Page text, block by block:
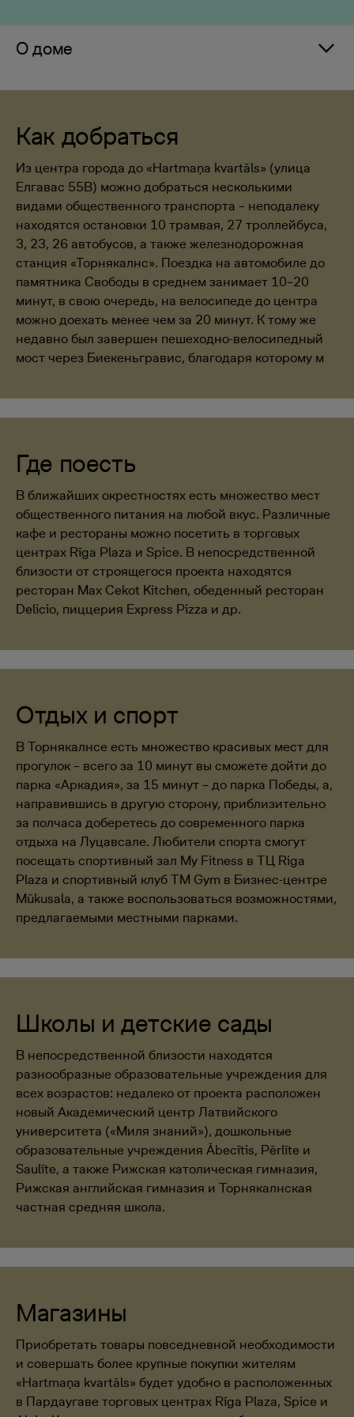
О доме
Как добраться
Из центра города до «Hartmaņa kvartāls» (улица
Елгавас 55B) можно добраться несколькими
видами общественного транспорта – неподалеку
находятся остановки 10 трамвая, 27 троллейбуса,
3, 23, 26 автобусов, а также железнодорожная
станция «Торнякалнс». Поездка на автомобиле до
памятника Свободы в среднем занимает 10–20
минут, в свою очередь, на велосипеде до центра
можно доехать менее чем за 20 минут. К тому же
недавно был завершен пешеходно-велосипедный
мост через Биекеньгравис, благодаря которому м
Где поесть
В ближайших окрестностях есть множество мест
общественного питания на любой вкус. Различные
кафе и рестораны можно посетить в торговых
центрах Rīga Plaza и Spice. В непосредственной
близости от строящегося проекта находятся
ресторан Max Cekot Kitchen, обеденный ресторан
Delicio, пиццерия Express Pizza и др.
Отдых и спорт
В Торнякалнсе есть множество красивых мест для
прогулок – всего за 10 минут вы сможете дойти до
парка «Аркадия», за 15 минут – до парка Победы, а,
направившись в другую сторону, приблизительно
за полчаса доберетесь до современного парка
отдыха на Луцавсале. Любители спорта смогут
посещать спортивный зал My Fitness в ТЦ Riga
Plaza и спортивный клуб TM Gym в Бизнес-центре
Mūkusala, а также воспользоваться возможностями,
предлагаемыми местными парками.
Школы и детские сады
В непосредственной близости находятся
разнообразные образовательные учреждения для
всех возрастов: недалеко от проекта расположен
новый Академический центр Латвийского
университета («Миля знаний»), дошкольные
образовательные учреждения Ābecītis, Pērlīte и
Saulīte, а также Рижская католическая гимназия,
Рижская английская гимназия и Торнякалнская
частная средняя школа.
Магазины
Приобретать товары повседневной необходимости
и совершать более крупные покупки жителям
«Hartmaņa kvartāls» будет удобно в расположенных
в Пардаугаве торговых центрах Rīga Plaza, Spice и